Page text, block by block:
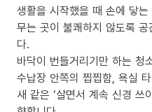
생활을 시작했을 때 손에 닿
무는 곳이 불쾌하지 않도록
다.
바닥이 번들거리기만 하는 청
수납장 안쪽의 찝찝함, 욕실
새 같은 ‘살면서 계속 신경 쓰